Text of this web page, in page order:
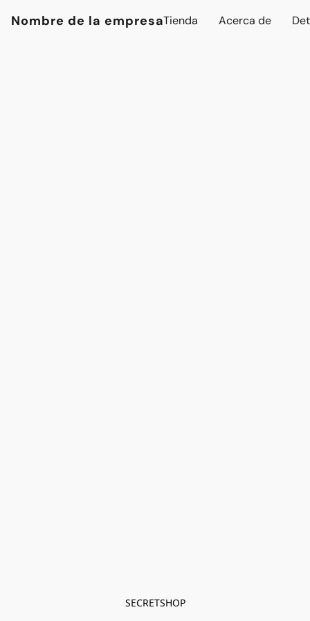
Nombre de la empresaTienda Acerca de
SECRETSHOP